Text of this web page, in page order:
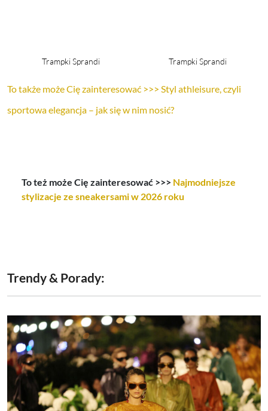
Trampki Sprandi Trampki Sprandi
To także może Cię zainteresować >>> Styl athleisure, czyli
sportowa elegancja – jak się w nim nosić?
To też może Cię zainteresować >>> Najmodniejsze
stylizacje ze sneakersami w 2026 roku
Trendy & Porady: